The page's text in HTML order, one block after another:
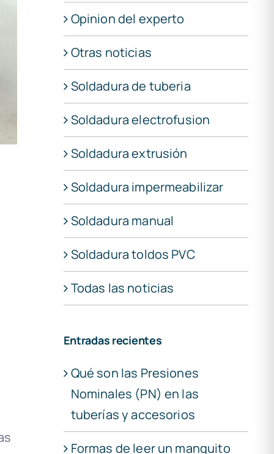
Opinion del experto
Otras noticias
Soldadura de tuberia
Soldadura electrofusion
Soldadura extrusión
Soldadura impermeabilizar
Soldadura manual
Soldadura toldos PVC
Todas las noticias
Entradas recientes
Qué son las Presiones
Nominales (PN) en las
tuberías y accesorios
Formas de leer un manguito